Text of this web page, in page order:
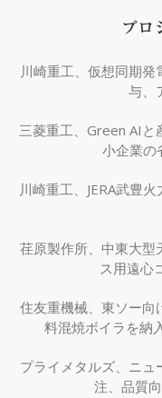
プロ
川崎重工、仮想同期
与、
三菱重工、Green AI
小企業の
川崎重工、JERA武豊
荏原製作所、中東大型
ス用遠心
住友重機械、東ソー
料混焼ボイラを納
プライメタルズ、ニュ
注、品質